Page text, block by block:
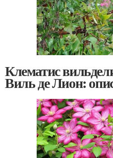
Клематис
Виль де Лион: